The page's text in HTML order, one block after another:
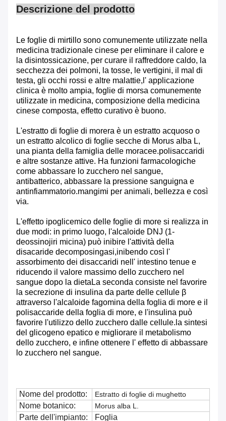
Descrizione del prodotto
Le foglie di mirtillo sono comunemente utilizzate nella
medicina tradizionale cinese per eliminare il calore e
la disintossicazione, per curare il raffreddore caldo, la
secchezza dei polmoni, la tosse, le vertigini, il mal di
testa, gli occhi rossi e altre malattie,l' applicazione
clinica è molto ampia, foglie di morsa comunemente
utilizzate in medicina, composizione della medicina
cinese composta, effetto curativo è buono.
L'estratto di foglie di morera è un estratto acquoso o
un estratto alcolico di foglie secche di Morus alba L,
una pianta della famiglia delle moracee.polisaccaridi
e altre sostanze attive. Ha funzioni farmacologiche
come abbassare lo zucchero nel sangue,
antibatterico, abbassare la pressione sanguigna e
antinfiammatorio.mangimi per animali, bellezza e così
via.
L'effetto ipoglicemico delle foglie di more si realizza in
due modi: in primo luogo, l'alcaloide DNJ (1-
deossinojiri micina) può inibire l'attività della
disacaride decomposingasi,inibendo così l'
assorbimento dei disaccaridi nell' intestino tenue e
riducendo il valore massimo dello zucchero nel
sangue dopo la dietaLa seconda consiste nel favorire
la secrezione di insulina da parte delle cellule β
attraverso l'alcaloide fagomina della foglia di more e il
polisaccaride della foglia di more, e l'insulina può
favorire l'utilizzo dello zucchero dalle cellule.la sintesi
del glicogeno epatico e migliorare il metabolismo
dello zucchero, e infine ottenere l' effetto di abbassare
lo zucchero nel sangue.
Nome del prodotto: Estratto di foglie di mughetto
Nome botanico: Morus alba L.
Parte dell'impianto: Foglia